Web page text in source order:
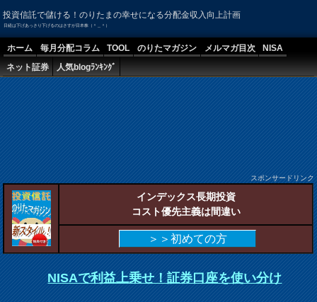
投資信託で儲ける！のりたまの幸せになる分配金収入向上計画
日経は下げあっさり下げるのはさすが日本株（＾＿＾）
ホーム 毎月分配コラム TOOL のりたマガジン メルマガ目次
NISA
ネット証券
人気blogﾗﾝｷﾝｸﾞ
スポンサードリンク
インデックス長期投資
コスト優先主義は間違い
＞＞初めての方
NISAで利益上乗せ！証券口座を使い分け